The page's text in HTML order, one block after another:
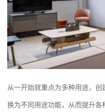
从一开始就重点为多种用途，
换为不同用途功能，从而提升